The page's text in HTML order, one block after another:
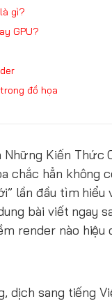
gì?
GPU?
đồ họa
Những Kiến Thức
chắc hẳn không
lần đầu tìm
bài viết ngay
render nào
dịch sang tiếng